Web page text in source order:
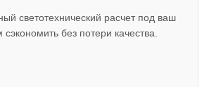
светотехнический расчет под ваш
без потери качества.